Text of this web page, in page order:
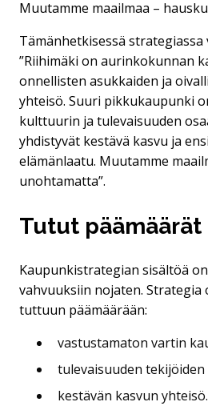
Muutamme maailmaa –
Tämänhetkisessä strategiassa
”Riihimäki on aurinkokunnan
onnellisten asukkaiden ja
yhteisö. Suuri pikkukaupunki
kulttuurin ja tulevaisuuden
yhdistyvät kestävä kasvu ja
elämänlaatu. Muutamme
unohtamatta”.
Tutut päämäärät
Kaupunkistrategian sisältöä
vahvuuksiin nojaten. Strategia
tuttuun päämäärään:
vastustamaton vartin
tulevaisuuden tekijöiden
kestävän kasvun yhteisö.